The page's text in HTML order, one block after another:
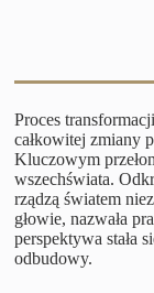
Proces
całkowitej zmiany
Kluczowym
wszechświata.
rządzą światem
głowie, nazwała
perspektywa stała
odbudowy.